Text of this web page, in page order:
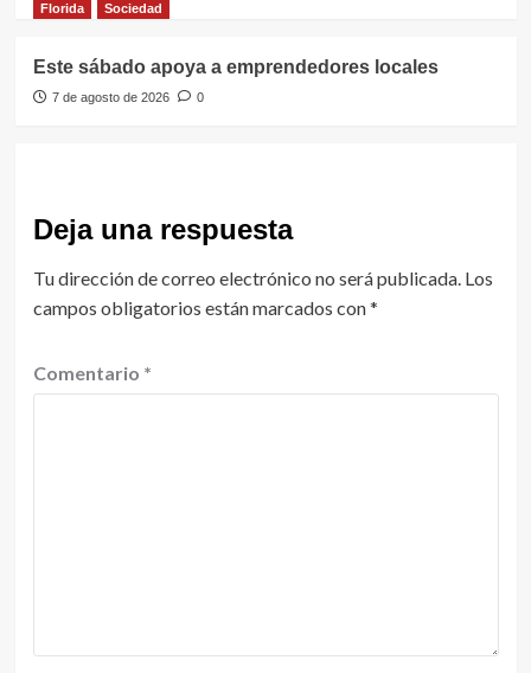
Florida
Sociedad
Este sábado apoya a emprendedores locales
7 de agosto de 2026 0
Deja una respuesta
Tu dirección de correo electrónico no será publicada. Los
campos obligatorios están marcados con*
Comentario *